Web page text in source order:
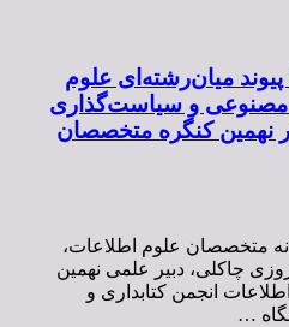
میان‌رشته‌ای علوم
مصنوعی و سیاست‌گذاری
نهمین کنگره متخصصان
متخصصان علوم اطلاعات،
چاکلی، دبیر علمی نهمین
انجمن کتابداری و
…